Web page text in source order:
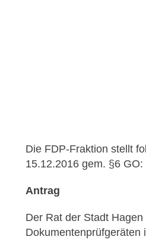
Die FDP-Fraktion stellt
15.12.2016 gem. §6 GO:
Antrag
Der Rat der Stadt
Dokumentenprüfgeräten